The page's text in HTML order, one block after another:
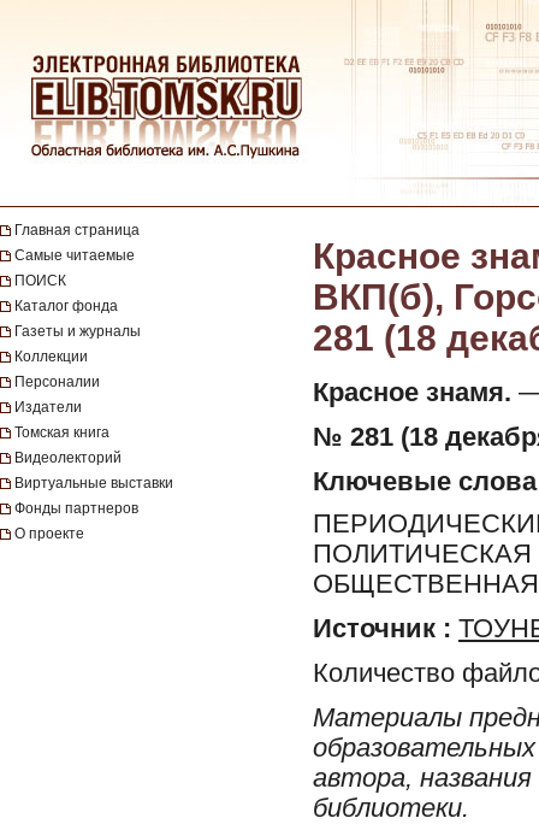
Главная страница
Самые читаемые
ПОИСК
Каталог фонда
Газеты и журналы
Коллекции
Персоналии
Издатели
Томская книга
Видеолекторий
Виртуальные выставки
Фонды партнеров
О проекте
Красное
ВКП(б),
281 (18
Красное знамя. —
№ 281 (18
Ключевые слова
Источник :
Количество
Материалы
автора,
библиотеки.